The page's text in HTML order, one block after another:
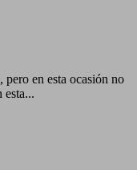
en esta ocasión no
esta...